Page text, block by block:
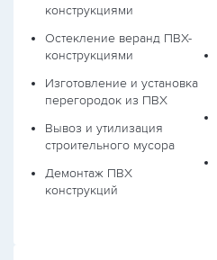
конструкциями
Остекление веранд ПВХ-
конструкциями
Изготовление и установка
перегородок из ПВХ
Вывоз и утилизация
строительного мусора
Демонтаж ПВХ
конструкций